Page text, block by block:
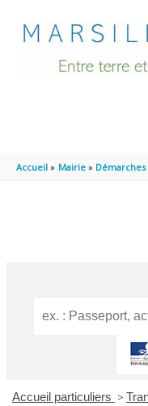
Accueil Mairie
Accueil particuliers >